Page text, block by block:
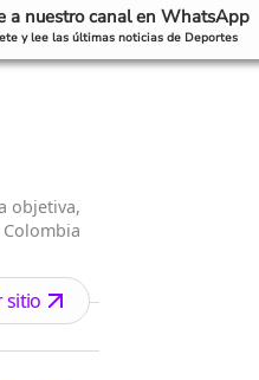
a nuestro canal en WhatsApp
y lee las últimas noticias de Deportes
objetiva,
sitio